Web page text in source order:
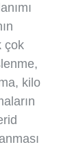
çok
kilo